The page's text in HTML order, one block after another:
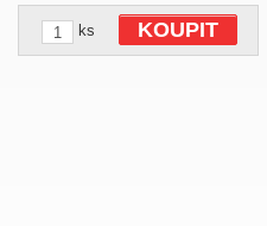
ks KOUPIT